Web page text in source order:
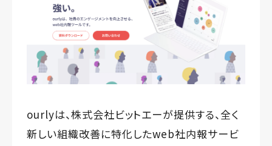
ourlyは、株式会社ビットエーが提供する、全く
新しい組織改善に特化したweb社内報サービ